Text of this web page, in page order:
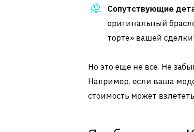
Сопутствующие
оригинальный
торте» вашей
Но это еще не все. Не
Например, если ваша
стоимость может